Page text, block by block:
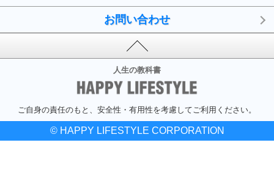
お問い合わせ
人生の教科書
ご自身の責任のもと、安全性・有用性を考慮してご利用ください。
© HAPPY LIFESTYLE CORPORATION